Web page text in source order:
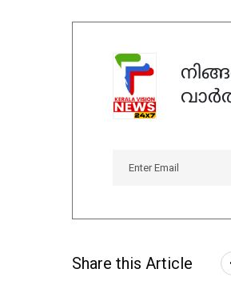
Share this Article